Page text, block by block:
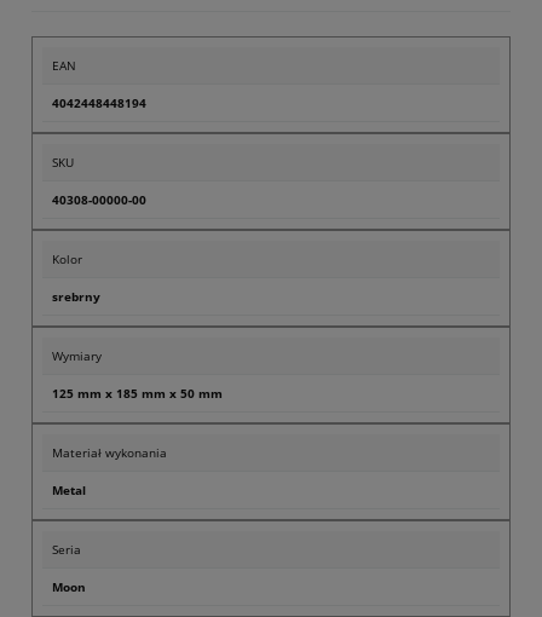
EAN
4042448448194
SKU
40308-00000-00
Kolor
srebrny
Wymiary
125 mm x 185 mm x 50 mm
Materiał wykonania
Metal
Seria
Moon